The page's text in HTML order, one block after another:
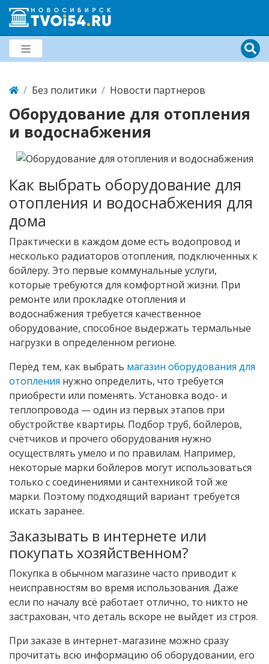
Без политики Новости партнеров
Оборудование для отопления
и водоснабжения
Как выбрать оборудование для
отопления и водоснабжения для
дома
Практически в каждом доме есть водопровод и
несколько радиаторов отопления, подключенных к
бойлеру. Это первые коммунальные услуги,
которые требуются для комфортной жизни. При
ремонте или прокладке отопления и
водоснабжения требуется качественное
оборудование, способное выдержать термальные
нагрузки в определенном регионе.
Перед тем, как выбрать магазин оборудования для
отопления нужно определить, что требуется
приобрести или поменять. Установка водо- и
теплопровода — один из первых этапов при
обустройстве квартиры. Подбор труб, бойлеров,
счётчиков и прочего оборудования нужно
осуществлять умело и по правилам. Например,
некоторые марки бойлеров могут использоваться
только с соединениями и сантехникой той же
марки. Поэтому подходящий вариант требуется
искать заранее.
Заказывать в интернете или
покупать хозяйственном?
Покупка в обычном магазине часто приводит к
неисправностям во время использования. Даже
если по началу всё работает отлично, то никто не
застрахован, что деталь вскоре не выйдет из строя.
При заказе в интернет-магазине можно сразу
прочитать всю информацию об оборудовании, его